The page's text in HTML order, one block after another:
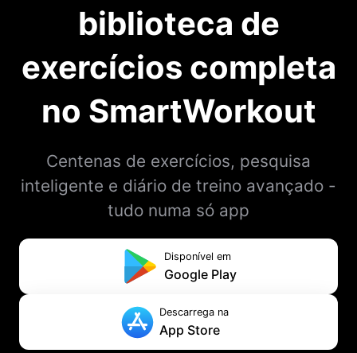
biblioteca de
exercícios completa
no SmartWorkout
Centenas de exercícios, pesquisa
inteligente e diário de treino avançado -
tudo numa só app
Disponível em
Google Play
Descarrega na
App Store